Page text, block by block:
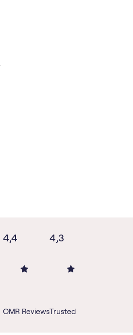
4,4
OMR Reviews
4,3
Trusted